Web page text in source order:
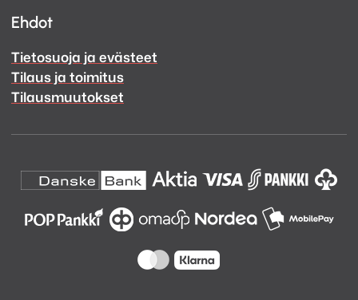
Ehdot
Tietosuoja ja evästeet
Tilaus ja toimitus
Tilausmuutokset